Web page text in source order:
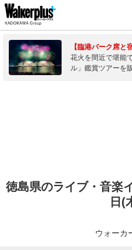
【臨港パーク席と
花火を間近で堪能
ル」鑑賞ツアーを
徳島県のライブ・音楽
日(
ウォーカ